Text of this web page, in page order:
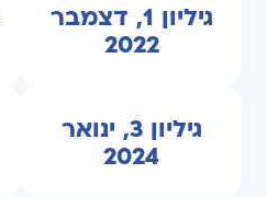
גיליון 1, דצמבר
2022
גיליון 3, ינואר
2024